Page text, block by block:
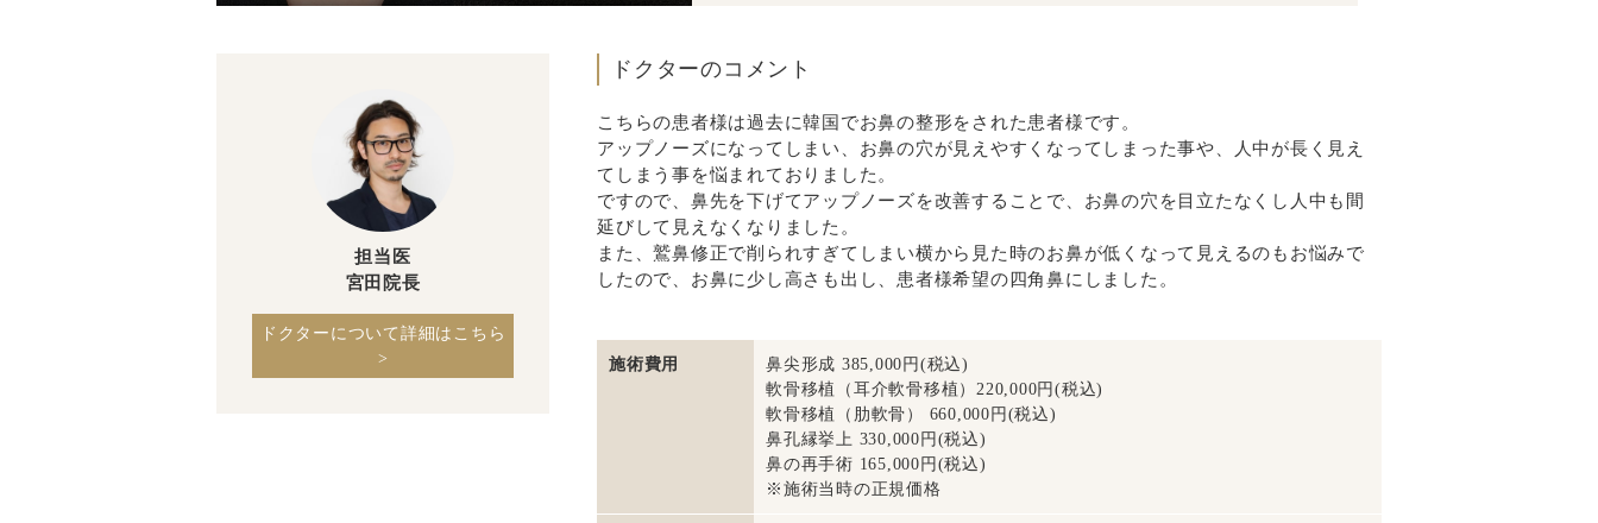
ドクターのコメント
こちらの患者様は過去に韓国でお鼻の整形をされた患者様です。
アップノーズになってしまい、お鼻の穴が見えやすくなってしまった事や、人中が長く見え
てしまう事を悩まれておりました。
ですので、鼻先を下げてアップノーズを改善することで、お鼻の穴を目立たなくし人中も間
延びして見えなくなりました。
また、鷲鼻修正で削られすぎてしまい横から見た時のお鼻が低くなって見えるのもお悩みで
したので、お鼻に少し高さも出し、患者様希望の四角鼻にしました。
担当医
宮田院長
ドクターについて詳細はこちら
>
施術費用
鼻尖形成 385,000円(税込)
軟骨移植（耳介軟骨移植）220,000円(税込)
軟骨移植（肋軟骨） 660,000円(税込)
鼻孔縁挙上 330,000円(税込)
鼻の再手術 165,000円(税込)
※施術当時の正規価格